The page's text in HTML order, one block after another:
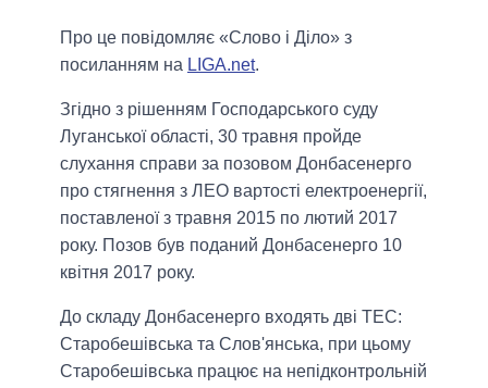
Про це повідомляє «Слово і Діло» з
посиланням на LIGA.net.
Згідно з рішенням Господарського суду
Луганської області, 30 травня пройде
слухання справи за позовом Донбасенерго
про стягнення з ЛЕО вартості електроенергії,
поставленої з травня 2015 по лютий 2017
року. Позов був поданий Донбасенерго 10
квітня 2017 року.
До складу Донбасенерго входять дві ТЕС:
Старобешівська та Слов'янська, при цьому
Старобешівська працює на непідконтрольній